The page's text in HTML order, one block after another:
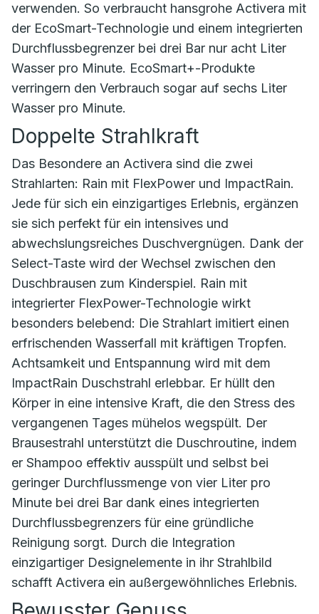
verwenden. So verbraucht hansgrohe Activera mit
der EcoSmart-Technologie und einem integrierten
Durchflussbegrenzer bei drei Bar nur acht Liter
Wasser pro Minute. EcoSmart+-Produkte
verringern den Verbrauch sogar auf sechs Liter
Wasser pro Minute.
Doppelte Strahlkraft
Das Besondere an Activera sind die zwei
Strahlarten: Rain mit FlexPower und ImpactRain.
Jede für sich ein einzigartiges Erlebnis, ergänzen
sie sich perfekt für ein intensives und
abwechslungsreiches Duschvergnügen. Dank der
Select-Taste wird der Wechsel zwischen den
Duschbrausen zum Kinderspiel. Rain mit
integrierter FlexPower-Technologie wirkt
besonders belebend: Die Strahlart imitiert einen
erfrischenden Wasserfall mit kräftigen Tropfen.
Achtsamkeit und Entspannung wird mit dem
ImpactRain Duschstrahl erlebbar. Er hüllt den
Körper in eine intensive Kraft, die den Stress des
vergangenen Tages mühelos wegspült. Der
Brausestrahl unterstützt die Duschroutine, indem
er Shampoo effektiv ausspült und selbst bei
geringer Durchflussmenge von vier Liter pro
Minute bei drei Bar dank eines integrierten
Durchflussbegrenzers für eine gründliche
Reinigung sorgt. Durch die Integration
einzigartiger Designelemente in ihr Strahlbild
schafft Activera ein außergewöhnliches Erlebnis.